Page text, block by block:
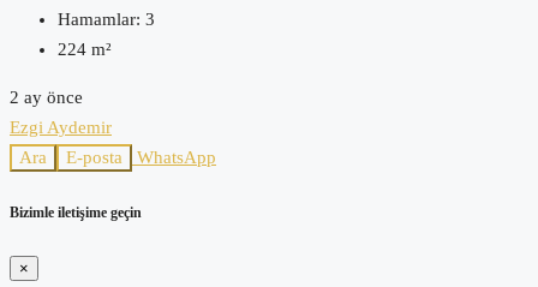
Hamamlar: 3
224 m²
2 ay önce
Ezgi Aydemir
Ara
E-posta WhatsApp
Bizimle iletişime geçin
×